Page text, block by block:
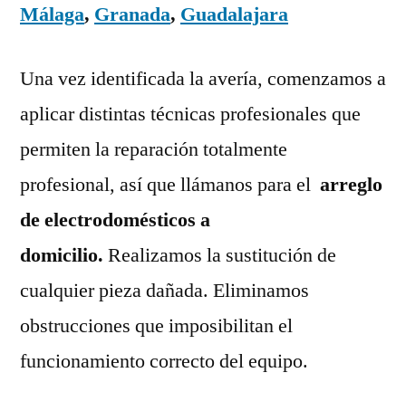
Málaga, Granada, Guadalajara
Una vez identificada la avería, comenzamos a
aplicar distintas técnicas profesionales que
permiten la reparación totalmente
profesional, así que llámanos para el arreglo
de electrodomésticos a
domicilio. Realizamos la sustitución de
cualquier pieza dañada. Eliminamos
obstrucciones que imposibilitan el
funcionamiento correcto del equipo.